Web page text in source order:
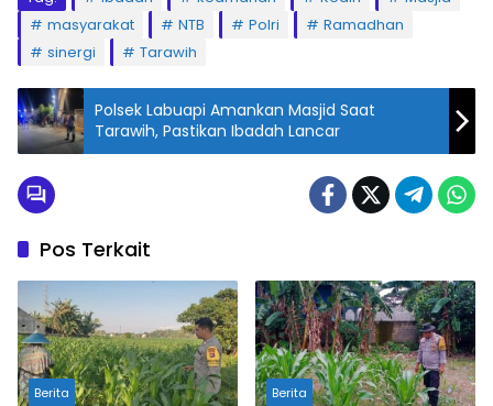
masyarakat
NTB Polri
Ramadhan
sinergi
Tarawih
Polsek Labuapi Amankan Masjid Saat
Tarawih, Pastikan Ibadah Lancar
Pos Terkait
Berita Berita